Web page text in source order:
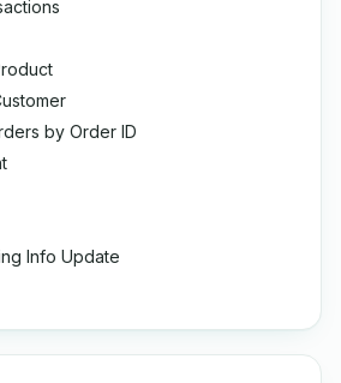
by Order ID
Info Update